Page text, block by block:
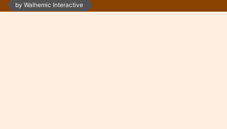
by Walhemic Interactive